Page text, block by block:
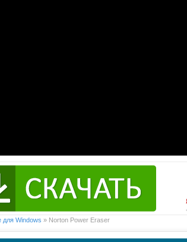
для Windows » Norton Power Eraser